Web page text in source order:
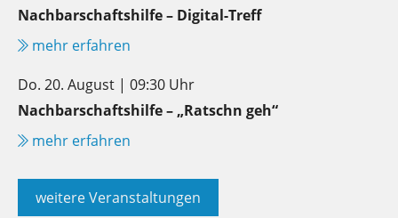
Nachbarschaftshilfe – Digital-Treff
mehr erfahren
Do. 20. August | 09:30 Uhr
Nachbarschaftshilfe – „Ratschn geh“
mehr erfahren
weitere Veranstaltungen